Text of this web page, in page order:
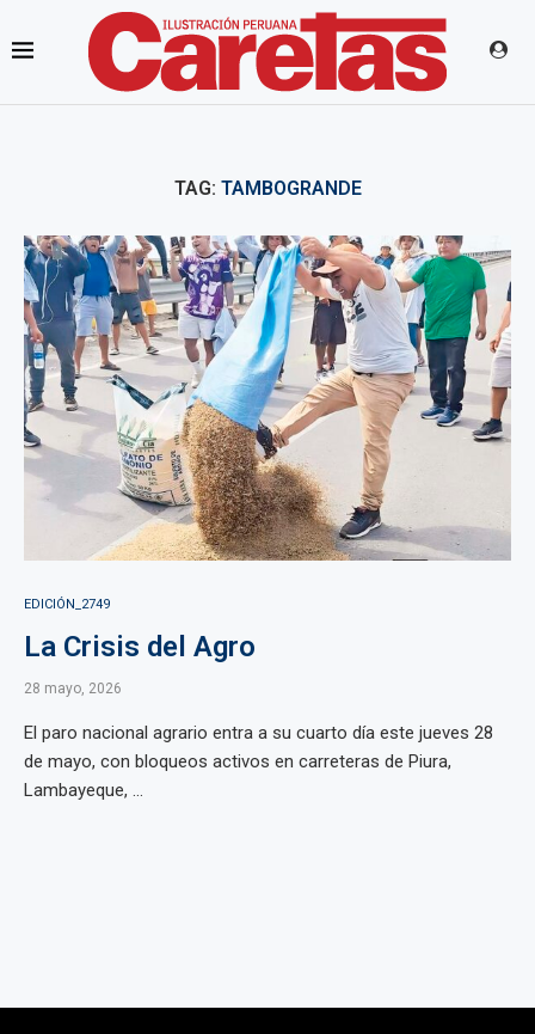
TAG: TAMBOGRANDE
EDICIÓN_2749
La Crisis del Agro
28 mayo, 2026
El paro nacional agrario entra a su cuarto día este jueves 28
de mayo, con bloqueos activos en carreteras de Piura,
Lambayeque, ...